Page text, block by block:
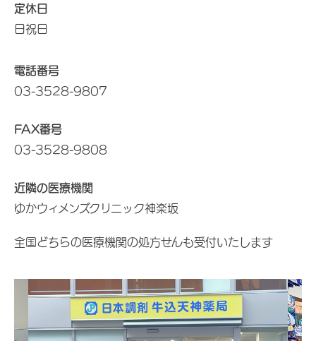
定休日
日祝日
電話番号
03-3528-9807
FAX番号
03-3528-9808
近隣の医療機関
ゆかウィメンズクリニック神楽坂
全国どちらの医療機関の処方せんも受付いたします